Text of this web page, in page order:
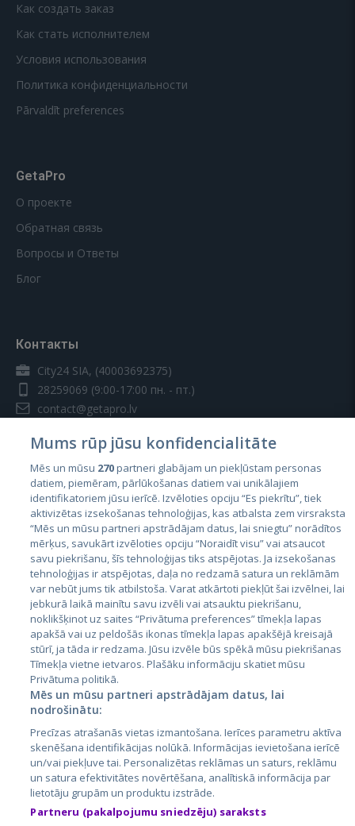
Как создать заказ
Как стать исполнителем
Условия использования
Политика конфиденциальности
Pārvaldīt preferences
GetaPro
О проекте
Обратная связь
Вопросы и Ответы
Блог
Контакты
City24 SIA, (40003692375)
28259069 (9:00-17:00 пн. - пт.)
contact@getapro.lv
Страны
Эстония
Латвия
Литва
City24.lv
City24.ee
GetaPro.lv
GetaPro.ee
Skelbiu.lt
Autoplius.lt
CVbankas.lt
Kainos.lt
Paslaugos.lt
auto24.ee
Osta.ee
Mums rūp jūsu konfidencialitāte
Mēs un mūsu 270partneri glabājam un piekļūstam personas
datiem, piemēram, pārlūkošanas datiem vai unikālajiem
identifikatoriem jūsu ierīcē. Izvēloties opciju “Es piekrītu”, tiek
aktivizētas izsekošanas tehnoloģijas, kas atbalsta zem virsraksta
“Mēs un mūsu partneri apstrādājam datus, lai sniegtu” norādītos
mērķus, savukārt izvēloties opciju “Noraidīt visu” vai atsaucot
savu piekrišanu, šīs tehnoloģijas tiks atspējotas. Ja izsekošanas
tehnoloģijas ir atspējotas, daļa no redzamā satura un reklāmām
var nebūt jums tik atbilstoša. Varat atkārtoti piekļūt šai izvēlnei, lai
jebkurā laikā mainītu savu izvēli vai atsauktu piekrišanu,
noklikšķinot uz saites “Privātuma preferences” tīmekļa lapas
apakšā vai uz peldošās ikonas tīmekļa lapas apakšējā kreisajā
stūrī, ja tāda ir redzama. Jūsu izvēle būs spēkā mūsu piekrišanas
Tīmekļa vietne ietvaros. Plašāku informāciju skatiet mūsu
Privātuma politikā.
Mēs un mūsu partneri apstrādājam datus, lai
nodrošinātu:
Precīzas atrašanās vietas izmantošana. Ierīces parametru aktīva
skenēšana identifikācijas nolūkā. Informācijas ievietošana ierīcē
un/vai piekļuve tai. Personalizētas reklāmas un saturs, reklāmu
un satura efektivitātes novērtēšana, analītiskā informācija par
lietotāju grupām un produktu izstrāde.
Partneru (pakalpojumu sniedzēju) saraksts